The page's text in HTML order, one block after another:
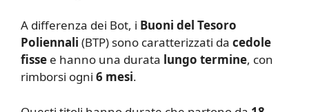
A differenza dei Bot, i Buoni del Tesoro
Poliennali (BTP) sono caratterizzati da cedole
fisse e hanno una durata lungo termine, con
rimborsi ogni 6 mesi.